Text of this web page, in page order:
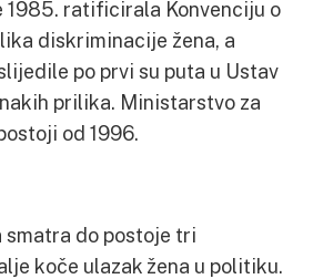
1985. ratificirala Konvenciju o
diskriminacije žena, a
po prvi su puta u Ustav
prilika. Ministarstvo za
od 1996.
do postoje tri
koče ulazak žena u politiku.